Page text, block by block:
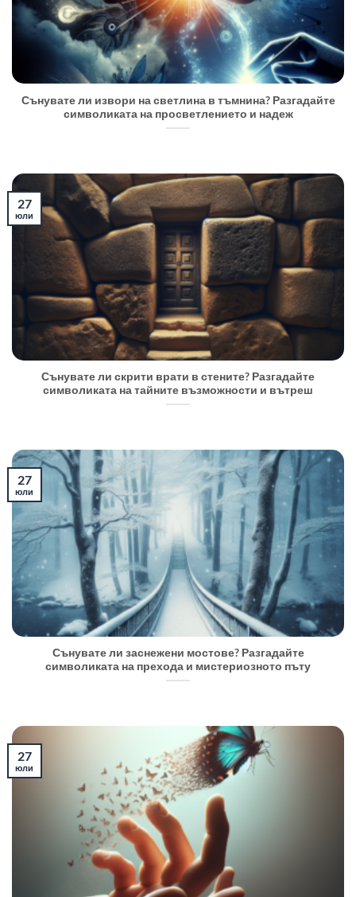
Сънувате ли извори на светлина в тъмнина? Разгадайте
символиката на просветлението и надеж
Сънувате ли скрити врати в стените? Разгадайте
символиката на тайните възможности и вътреш
27
юли
Сънувате ли заснежени мостове? Разгадайте
символиката на прехода и мистериозното пъту
27
юли
27
юли